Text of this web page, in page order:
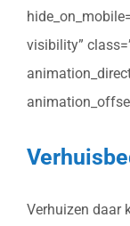
visibility”
Verhuizen daar